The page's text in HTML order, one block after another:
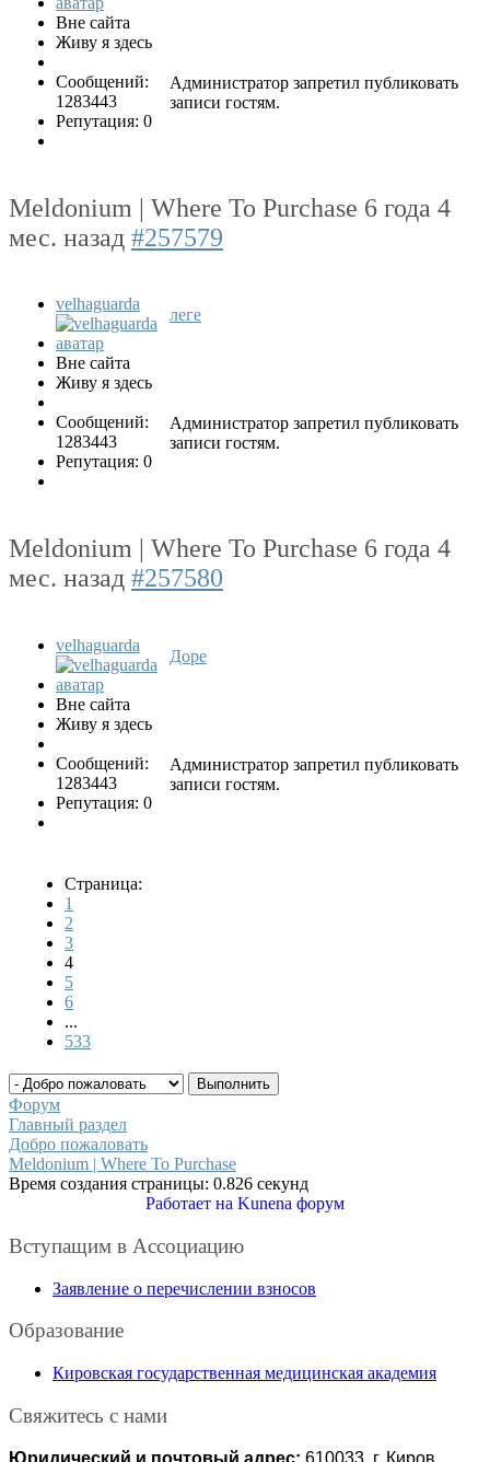
Вне сайта
Живу я здесь
Сообщений:
1283443
Репутация: 0
Администратор запретил публиковать
записи гостям.
Meldonium | Where To Purchase 6 года 4
мес. назад #257579
velhaguarda
Вне сайта
Живу я здесь
Сообщений:
1283443
Репутация: 0
леге
Администратор запретил публиковать
записи гостям.
Meldonium | Where To Purchase 6 года 4
мес. назад #257580
velhaguarda
Вне сайта
Живу я здесь
Сообщений:
1283443
Репутация: 0
Доре
Администратор запретил публиковать
записи гостям.
Страница:
1
2
3
4
5
6
...
533
Форум
Главный раздел
Добро пожаловать
Meldonium | Where To Purchase
Время создания страницы: 0.826 секунд
Работает на Kunena форум
Вступащим в Ассоциацию
Заявление о перечислении взносов
Образование
Кировская государственная медицинская академия
Свяжитесь с нами
Юридический и почтовый адрес: 610033, г. Киров,